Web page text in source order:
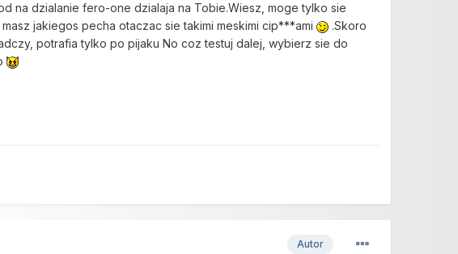
na dzialanie fero-one dzialaja na Tobie.Wiesz, moge tylko sie
jakiegos pecha otaczac sie takimi meskimi cip***ami
.Skoro
potrafia tylko po pijaku No coz testuj dalej, wybierz sie do
Autor